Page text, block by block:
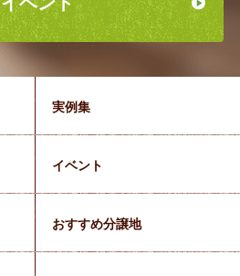
実例集
イベント
おすすめ分譲地